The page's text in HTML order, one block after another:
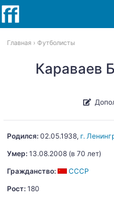
Главная Футболисты
Караваев
Родился: 02.05.1938, г.
Умер: 13.08.2008 (в 70 лет)
Гражданство:
СССР
Рост: 180